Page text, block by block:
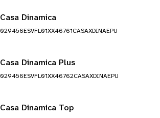
Casa Dinamica
029456ESVFL01XX46761CASAXDINAEPU
Casa Dinamica Plus
029456ESVFL01XX46762CASAXDINAEPU
Casa Dinamica Top